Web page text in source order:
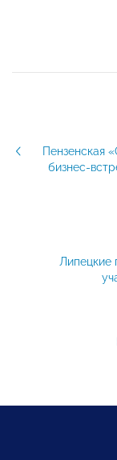
Пензенская
бизнес-
Липецкие